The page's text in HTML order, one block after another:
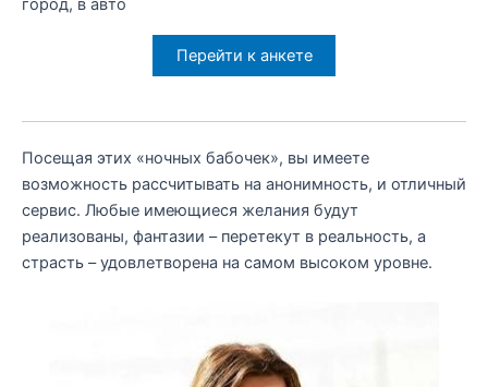
город, в авто
Перейти к анкете
Посещая этих «ночных бабочек», вы имеете
возможность рассчитывать на анонимность, и отличный
сервис. Любые имеющиеся желания будут
реализованы, фантазии – перетекут в реальность, а
страсть – удовлетворена на самом высоком уровне.